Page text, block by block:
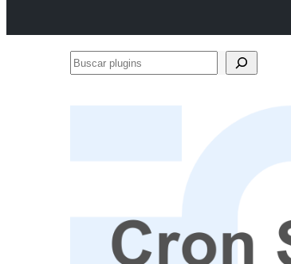
Buscar